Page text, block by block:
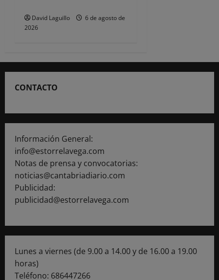
David Laguillo
6 de agosto de
2026
CONTACTO
Información General:
info@estorrelavega.com
Notas de prensa y convocatorias:
noticias@cantabriadiario.com
Publicidad:
publicidad@estorrelavega.com
Lunes a viernes (de 9.00 a 14.00 y de 16.00 a 19.00
horas)
Teléfono: 686447266